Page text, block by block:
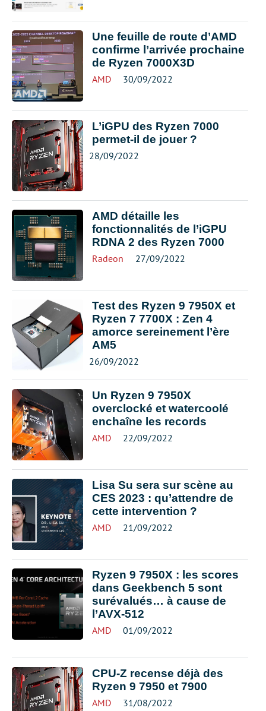
Une feuille de route d’AMD
confirme l’arrivée prochaine
de Ryzen 7000X3D
AMD 30/09/2022
L’iGPU des Ryzen 7000
permet-il de jouer ?
28/09/2022
AMD détaille les
fonctionnalités de l’iGPU
RDNA 2 des Ryzen 7000
Radeon 27/09/2022
Test des Ryzen 9 7950X et
Ryzen 7 7700X : Zen 4
amorce sereinement l’ère
AM5
26/09/2022
Un Ryzen 9 7950X
overclocké et watercoolé
enchaîne les records
AMD 22/09/2022
Lisa Su sera sur scène au
CES 2023 : qu’attendre de
cette intervention ?
AMD 21/09/2022
Ryzen 9 7950X : les scores
dans Geekbench 5 sont
surévalués… à cause de
l’AVX-512
AMD 01/09/2022
CPU-Z recense déjà des
Ryzen 9 7950 et 7900
AMD 31/08/2022